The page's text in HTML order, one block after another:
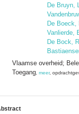
De Bruyn,
De Boeck,
Vanlierde,
De Bock,
Vlaamse overheid;
Toegang meer,